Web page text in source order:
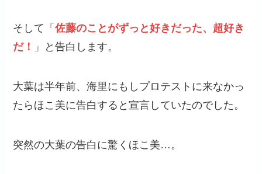
そして「佐藤のことがずっと好きだった、超好き
だ！
」と告白します。
大葉は半年前、海里にもしプロテストに来なかっ
たらほこ美に告白すると宣言していたのでした。
突然の大葉の告白に驚くほこ美…。